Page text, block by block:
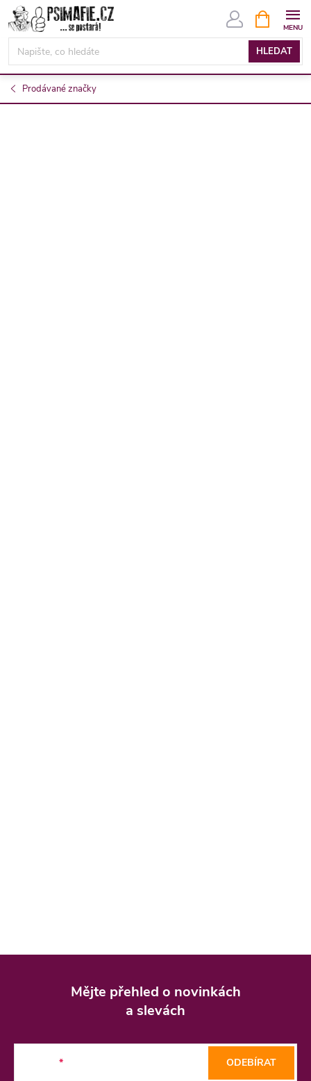
Přejít
na
obsah
HLEDAT
NÁKUPNÍ
KOŠÍK
Prodávané značky
Mějte přehled o novinkách
a slevách
ODEBÍRAT